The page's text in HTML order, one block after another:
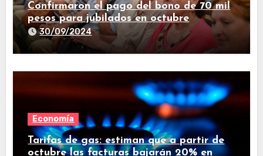
Confirmaron el pago del bono de 70 mil
pesos para jubilados en octubre
30/09/2024
Economía
Tarifas de gas: estiman que a partir de
octubre las facturas bajarán 20% en